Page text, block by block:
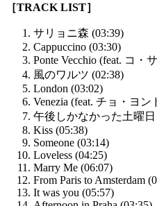
［TRACK LIST］
サリョニ森 (03:39)
Cappuccino (03:30)
Ponte Vecchio (feat. コ・
風のワルツ (02:38)
London (03:02)
Venezia (feat. チョ・ヨン
午後しかなかった土曜日
Kiss (05:38)
Someone (03:14)
Loveless (04:25)
Marry Me (06:07)
From Paris to Amsterdam
It was you (05:57)